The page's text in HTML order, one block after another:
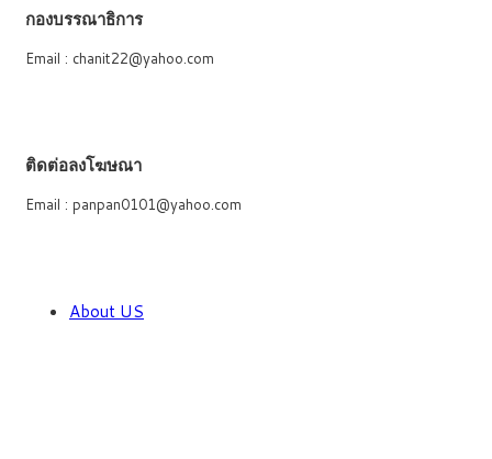
กองบรรณาธิการ
Email : chanit22@yahoo.com
ติดต่อลงโฆษณา
Email : panpan0101@yahoo.com
About US